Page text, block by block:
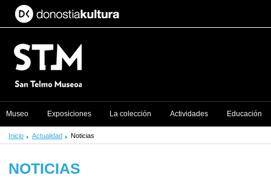
Inicio Actualidad Noticias
NOTICIAS
Museo Exposiciones La colección Actividades Educación